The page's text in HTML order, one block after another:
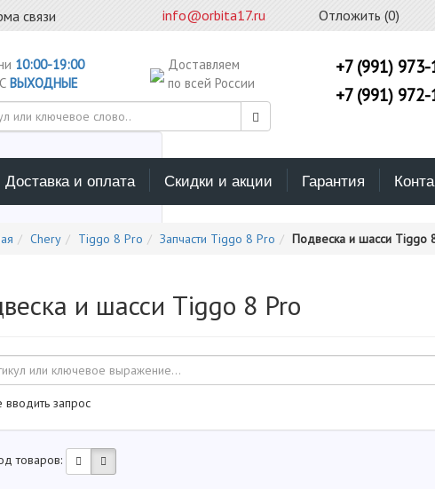
связи info@orbita17.ru Отложить (0)
10:00-19:00
ВЫХОДНЫЕ
Доставляем
по всей России
каталог поиска
+7 (991)
+7 (991)
Доставка и оплата Скидки и акции Гарантия
Chery Tiggo 8 Pro Запчасти Tiggo 8 Pro Подвеска и шасси Tiggo
и шасси Tiggo 8 Pro
вводить запрос
товаров: